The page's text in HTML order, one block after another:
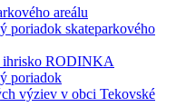
areálu
poriadok skateparkového
ihrisko RODINKA
poriadok
výziev v obci Tekovské